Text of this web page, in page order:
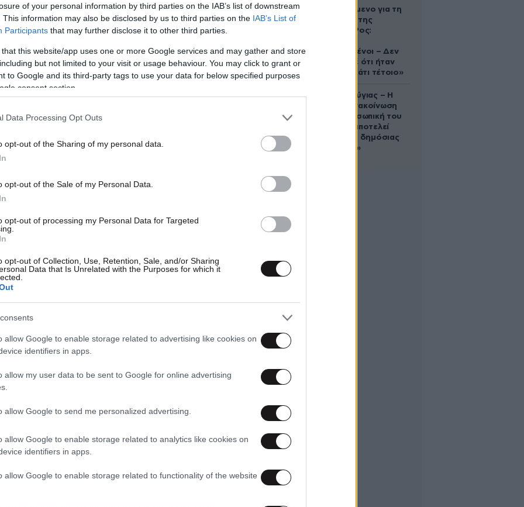
of your personal information by third parties on the IAB’s list of downstream
This information may also be disclosed by us to third parties on the IAB’s List of
Participants that may further disclose it to other third parties.
that this website/app uses one or more Google services and may gather and store
but not limited to your visit or usage behaviour. You may click to grant or
to Google and its third-party tags to use your data for below specified purposes
consent section.
Data Processing Opt Outs
opt-out of the Sharing of my personal data.
opt-out of the Sale of my Personal Data.
opt-out of processing my Personal Data for Targeted
opt-out of Collection, Use, Retention, Sale, and/or Sharing
Data that Is Unrelated with the Purposes for which it
allow Google to enable storage related to advertising like cookies on
identifiers in apps.
allow my user data to be sent to Google for online advertising
allow Google to send me personalized advertising.
allow Google to enable storage related to analytics like cookies on
identifiers in apps.
allow Google to enable storage related to functionality of the website
εργαζόμενο στα ναυπηγεία Θεόδωρο
δεχθεί μέλη του ΠΑΜΕ τον Σεπτέμβριο του
κατηγορούμενο φράση που δε έχει πει.
υπεράσπισης στην δίκη της Χρυσής
κατηγορούμενο πρώην βουλευτή Στάθη
τα παιδιά με τα μαύρα». Η υπεράσπιση του
να ανακαλέσει αναφέροντας ότι από
προκύπτει να έχει πει κάτι τέτοιο ο
με το βούλευμα αποδίδεται στον αρχηγό
Η συνήγορος υπέβαλε αίτημα στο
αποσπάσματα από τα πρακτικά στον
δίωξη για ψευδορκία σε βάρος του
εκνευρισμένη πως θέλει να καταδείξει
να καταδικαστεί ένας άνθρωπος».
της πλευρά Μπούκουρα το οποίο, όπως
χρόνο.
κατηγορούμενο για τη
δολοφονία της
Ελίζαμπεθ Ρος:
συντετριμμένοι – Δεν
έδειξε ποτέ ότι ήταν
ικανός για κάτι τέτοιο»
Χρίστος Κούγιας – Η
αυστηρή ανακοίνωση
για την προσωπική του
ζωή: «Δεν αποτελεί
αντικείμενο δημόσιας
συζήτησης»